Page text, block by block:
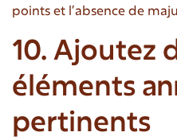
points et l’absence de
10. Ajoutez
éléments
pertinents